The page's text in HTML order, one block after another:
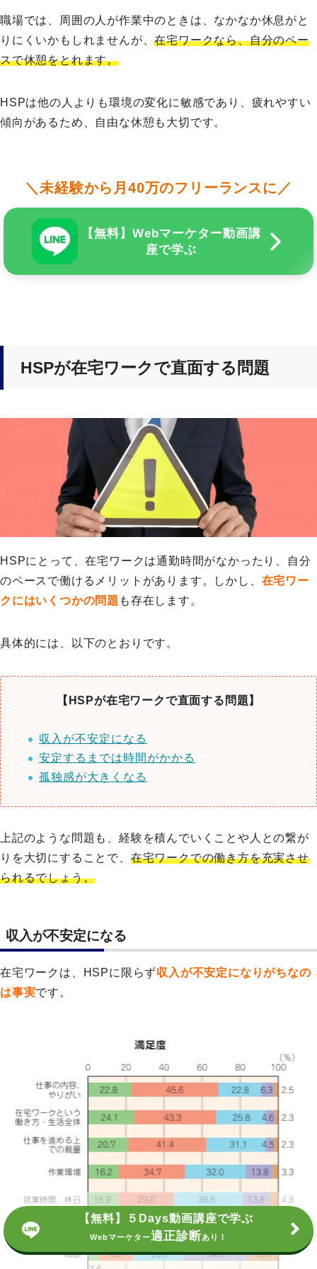
職場では、周囲の人が作業中のときは、なかなか休息がと
りにくいかもしれませんが、在宅ワークなら、自分のペー
スで休憩をとれます。
HSPは他の人よりも環境の変化に敏感であり、疲れやすい
傾向があるため、自由な休憩も大切です。
＼未経験から月40万のフリーランスに／
【無料】Webマーケター動画講
座で学ぶ
HSPが在宅ワークで直面する問題
HSPにとって、在宅ワークは通勤時間がなかったり、自分
のペースで働けるメリットがあります。しかし、 在宅ワー
クにはいくつかの問題 も存在します。
具体的には、以下のとおりです。
【HSPが在宅ワークで直面する問題】
収入が不安定になる
安定するまでは時間がかかる
孤独感が大きくなる
上記のような問題も、経験を積んでいくことや人との繋が
りを大切にすることで、 在宅ワークでの働き方を充実させ
られるでしょう。
収入が不安定になる
在宅ワークは、HSPに限らず収入が不安定になりがちなの
は事実です。
【無料】５Days動画講座で学ぶ
Webマーケター適正診断あり！